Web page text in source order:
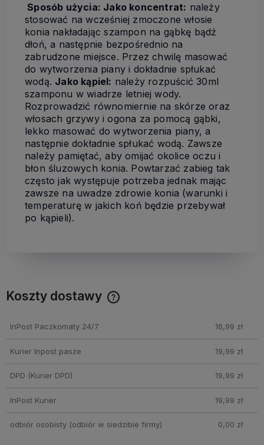
Sposób użycia: Jako koncentrat: należy
stosować na wcześniej zmoczone włosie
konia nakładając szampon na gąbkę bądź
dłoń, a następnie bezpośrednio na
zabrudzone miejsce. Przez chwilę masować
do wytworzenia piany i dokładnie spłukać
wodą. Jako kąpiel: należy rozpuścić 30ml
szamponu w wiadrze letniej wody.
Rozprowadzić równomiernie na skórze oraz
włosach grzywy i ogona za pomocą gąbki,
lekko masować do wytworzenia piany, a
następnie dokładnie spłukać wodą. Zawsze
należy pamiętać, aby omijać okolice oczu i
błon śluzowych konia. Powtarzać zabieg tak
często jak występuje potrzeba jednak mając
zawsze na uwadze zdrowie konia (warunki i
temperaturę w jakich koń będzie przebywał
po kąpieli).
Koszty dostawy
InPost Paczkomaty 24/7 16,99 zł
Kurier Inpost pasze 19,99 zł
DPD (Kurier DPD) 19,99 zł
InPost Kurier 19,99 zł
odbiór osobisty(odbiór w siedzibie firmy) 0,00 zł